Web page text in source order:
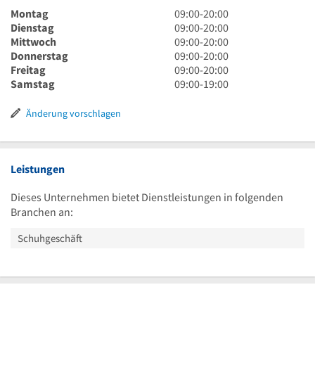
Montag
9
Uhr
bis
20
Uhr
09:00-20:00
Dienstag
9
Uhr
bis
20
Uhr
09:00-20:00
Mittwoch
9
Uhr
bis
20
09:00-20:00
Donnerstag
9
Uhr
bis
09:00-20:00
Freitag
9
Uhr
09:00-20:00
Samstag
9
Uhr
09:00-19:00
Änderung vorschlagen
Leistungen
Dieses Unternehmen bietet Dienstleistungen in folgenden
Branchen an:
Schuhgeschäft